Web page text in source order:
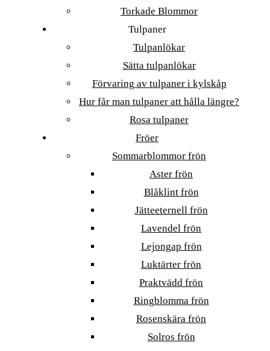
Torkade Blommor
Tulpaner
Tulpanlökar
Sätta tulpanlökar
Förvaring av tulpaner i kylskåp
Hur får man tulpaner att hålla längre?
Rosa tulpaner
Fröer
Sommarblommor frön
Aster frön
Blåklint frön
Jätteeternell frön
Lavendel frön
Lejongap frön
Luktärter frön
Praktvädd frön
Ringblomma frön
Rosenskära frön
Solros frön